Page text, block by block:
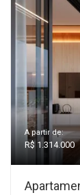
A partir de:
R$ 1.314.000